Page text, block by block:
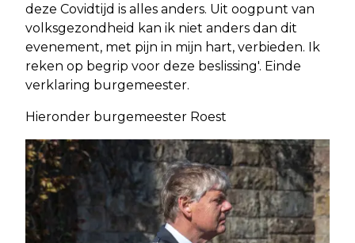
deze Covidtijd is alles anders. Uit oogpunt van
volksgezondheid kan ik niet anders dan dit
evenement, met pijn in mijn hart, verbieden. Ik
reken op begrip voor deze beslissing'. Einde
verklaring burgemeester.
Hieronder burgemeester Roest